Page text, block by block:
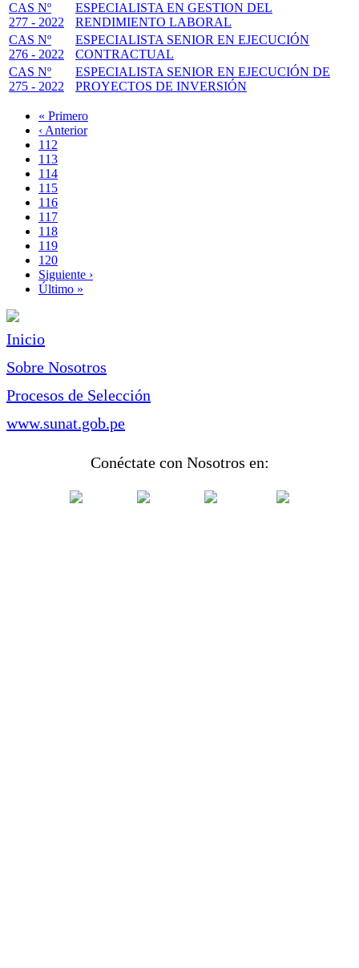
CAS Nº
277 - 2022
ESPECIALISTA EN GESTION DEL
RENDIMIENTO LABORAL
CAS Nº
276 - 2022
ESPECIALISTA SENIOR EN EJECUCIÓN
CONTRACTUAL
CAS Nº
275 - 2022
ESPECIALISTA SENIOR EN EJECUCIÓN DE
PROYECTOS DE INVERSIÓN
Paginación
Primera
página
« Primero
Página
anterior
‹ Anterior
Page
112
Page
113
Page
114
Page
115
Página
actual
116
Page
117
Page
118
Page
119
Page
120
Siguiente
página
Siguiente ›
Última
Último »
Inicio
Sobre Nosotros
Procesos de Selección
www.sunat.gob.pe
Conéctate con Nosotros en: